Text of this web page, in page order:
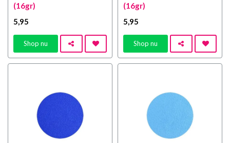
(16gr)
5 ,95
Shop nu
(16gr)
5 ,95
Shop nu